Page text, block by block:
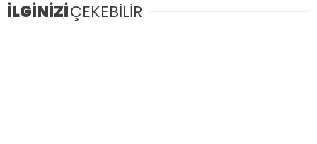
İLGİNİZİÇEKEBİLİR